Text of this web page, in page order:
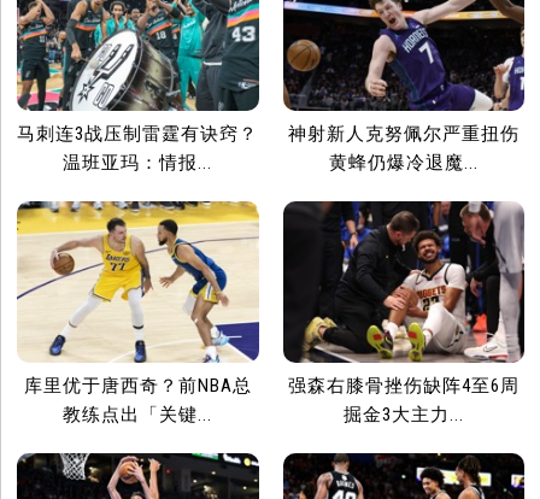
马刺连3战压制雷霆有诀窍？
温班亚玛：情报...
神射新人克努佩尔严重扭伤
黄蜂仍爆冷退魔...
库里优于唐西奇？前NBA总
教练点出「关键...
强森右膝骨挫伤缺阵4至6周
掘金3大主力...